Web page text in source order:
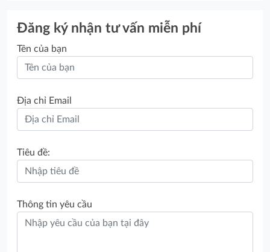
Đăng ký nhận tư vấn miễn phí
Tên của bạn
Địa chỉ Email
Tiêu đề:
Thông tin yêu cầu